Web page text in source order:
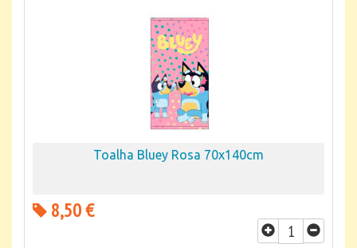
Toalha Bluey Rosa 70x140cm
8,50 €